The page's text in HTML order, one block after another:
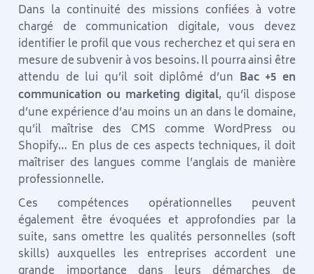
Dans la continuité des missions confiées à votre
chargé de communication digitale, vous devez
identifier le profil que vous recherchez et qui sera en
mesure de subvenir à vos besoins. Il pourra ainsi être
attendu de lui qu’il soit diplômé d’un Bac +5 en
communication ou marketing digital, qu’il dispose
d’une expérience d’au moins un an dans le domaine,
qu’il maîtrise des CMS comme WordPress ou
Shopify… En plus de ces aspects techniques, il doit
maîtriser des langues comme l’anglais de manière
professionnelle.
Ces compétences opérationnelles peuvent
également être évoquées et approfondies par la
suite, sans omettre les qualités personnelles (soft
skills) auxquelles les entreprises accordent une